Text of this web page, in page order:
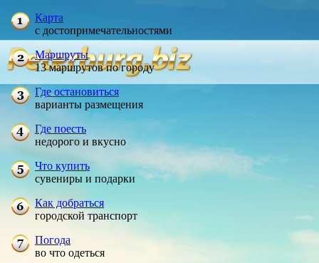
Карта
с достопримечательностями
Маршруты
13 маршрутов по городу
Где остановиться
варианты размещения
Где поесть
недорого и вкусно
Что купить
сувениры и подарки
Как добраться
городской транспорт
Погода
во что одеться